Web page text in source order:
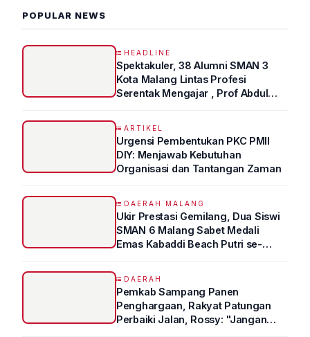
POPULAR NEWS
HEADLINE
Spektakuler, 38 Alumni SMAN 3
Kota Malang Lintas Profesi
Serentak Mengajar , Prof Abdul
ARTIKEL
Urgensi Pembentukan PKC PMII
DIY: Menjawab Kebutuhan
Organisasi dan Tantangan Zaman
DAERAH MALANG
Ukir Prestasi Gemilang, Dua Siswi
SMAN 6 Malang Sabet Medali
Emas Kabaddi Beach Putri se-
DAERAH
Pemkab Sampang Panen
Penghargaan, Rakyat Patungan
Perbaiki Jalan, Rossy: "Jangan